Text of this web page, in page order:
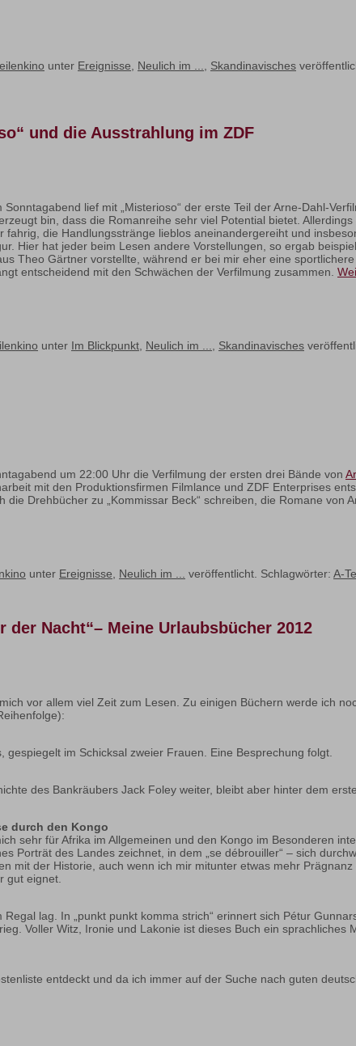
unter Ereignisse, Neulich im ..., Skandinavisches
und die Ausstrahlung im ZDF
Sonntagabend lief mit „Misterioso“ der erste Teil der Arne-Dahl-
bin, dass die Romanreihe sehr viel Potential bietet.
fahrig, die Handlungsstränge lieblos aneinandergereiht und
Hier hat jeder beim Lesen andere Vorstellungen, so ergab
Theo Gärtner vorstellte, während er bei mir eher eine
entscheidend mit den Schwächen der Verfilmung zusammen.
unter Im Blickpunkt, Neulich im ..., Skandinavisches
um 22:00 Uhr die Verfilmung der ersten drei Bände von
mit den Produktionsfirmen Filmlance und ZDF Enterprises
Drehbücher zu „Kommissar Beck“ schreiben, die Romane von
unter Ereignisse, Neulich im ... veröffentlicht. Schlagwörter: A-
der Nacht“– Meine Urlaubsbücher 2012
vor allem viel Zeit zum Lesen. Zu einigen Büchern werde ich
im Schicksal zweier Frauen. Eine Besprechung folgt.
des Bankräubers Jack Foley weiter, bleibt aber hinter dem
durch den Kongo
sehr für Afrika im Allgemeinen und den Kongo im Besonderen
Porträt des Landes zeichnet, in dem „se débrouiller“ – sich
mit der Historie, auch wenn ich mir mitunter etwas mehr
gut eignet.
lag. In „punkt punkt komma strich“ erinnert sich Pétur
Voller Witz, Ironie und Lakonie ist dieses Buch ein
entdeckt und da ich immer auf der Suche nach guten